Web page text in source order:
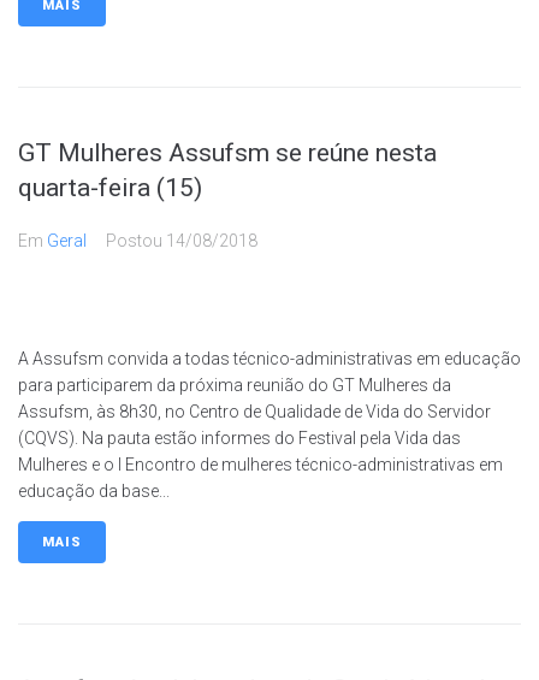
MAIS
GT Mulheres Assufsm se reúne nesta
quarta-feira (15)
Em Geral Postou 14/08/2018
A Assufsm convida a todas técnico-administrativas em educação
para participarem da próxima reunião do GT Mulheres da
Assufsm, às 8h30, no Centro de Qualidade de Vida do Servidor
(CQVS). Na pauta estão informes do Festival pela Vida das
Mulheres e o I Encontro de mulheres técnico-administrativas em
educação da base...
MAIS